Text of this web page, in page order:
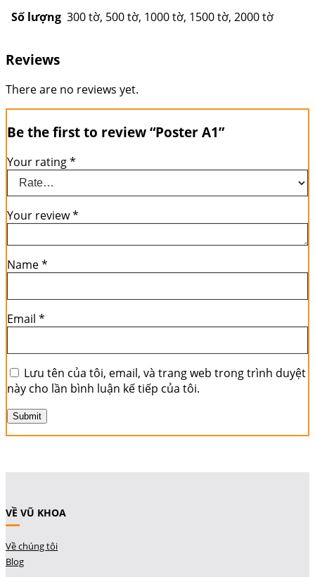
Số lượng 300 tờ, 500 tờ, 1000 tờ, 1500 tờ, 2000 tờ
Reviews
There are no reviews yet.
Be the first to review “Poster A1”
Your rating*
Your review*
Name*
Email *
Lưu tên của tôi, email, và trang web trong trình duyệt
này cho lần bình luận kế tiếp của tôi.
VỀ VŨ KHOA
Về chúng tôi
Blog